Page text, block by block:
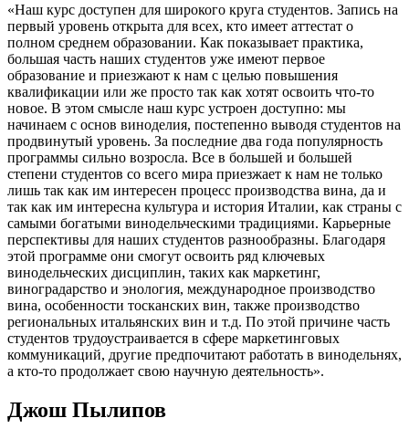
«Наш курс доступен для широкого круга студентов. Запись на
первый уровень открыта для всех, кто имеет аттестат о
полном среднем образовании. Как показывает практика,
большая часть наших студентов уже имеют первое
образование и приезжают к нам с целью повышения
квалификации или же просто так как хотят освоить что-то
новое. В этом смысле наш курс устроен доступно: мы
начинаем с основ виноделия, постепенно выводя студентов на
продвинутый уровень. За последние два года популярность
программы сильно возросла. Все в большей и большей
степени студентов со всего мира приезжает к нам не только
лишь так как им интересен процесс производства вина, да и
так как им интересна культура и история Италии, как страны с
самыми богатыми винодельческими традициями. Карьерные
перспективы для наших студентов разнообразны. Благодаря
этой программе они смогут освоить ряд ключевых
винодельческих дисциплин, таких как маркетинг,
виноградарство и энология, международное производство
вина, особенности тосканских вин, также производство
региональных итальянских вин и т.д. По этой причине часть
студентов трудоустраивается в сфере маркетинговых
коммуникаций, другие предпочитают работать в винодельнях,
а кто-то продолжает свою научную деятельность».
Джош Пылипов